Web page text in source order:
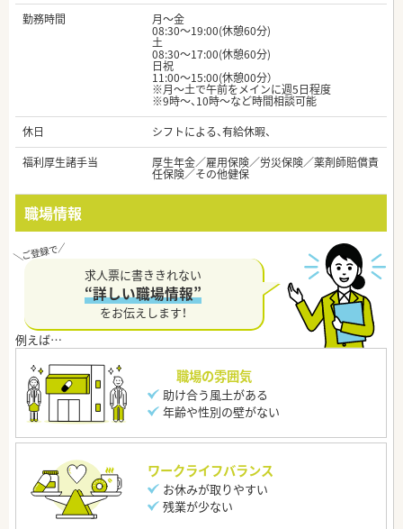
勤務時間
月～金
08:30～19:00(休憩60分)
土
08:30～17:00(休憩60分)
日祝
11:00～15:00(休憩00分）
※月～土で午前をメインに週5日程度
※9時～、10時～など時間相談可能
休日
シフトによる、有給休暇、
福利厚生諸手当
厚生年金／雇用保険／労災保険／薬剤師賠償責
任保険／その他健保
職場情報
求人票に書ききれない
“詳しい職場情報”
をお伝えします！
職場の雰囲気
助け合う風土がある
年齢や性別の壁がない
ワークライフバランス
お休みが取りやすい
残業が少ない